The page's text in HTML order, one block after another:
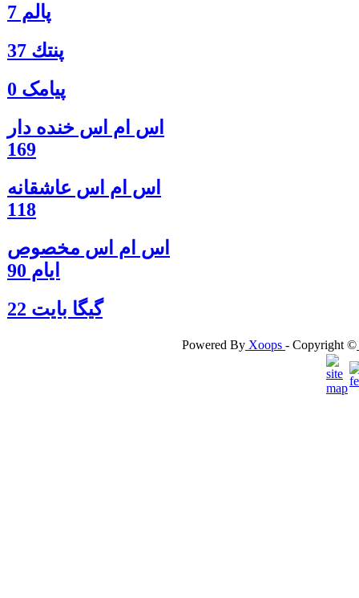
پالم 7
پنتك 37
پیامک 0
اس ام اس خنده دار
169
اس ام اس عاشقانه
118
اس ام اس مخصوص
ایام 90
گيگا بايت 22
Powered By Xoops - Copyright ©